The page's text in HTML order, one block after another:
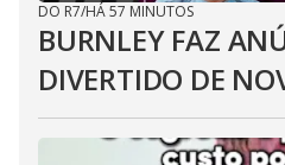
DO R7/HÁ 57 MINUTOS
BURNLEY FAZ
DIVERTIDO DE